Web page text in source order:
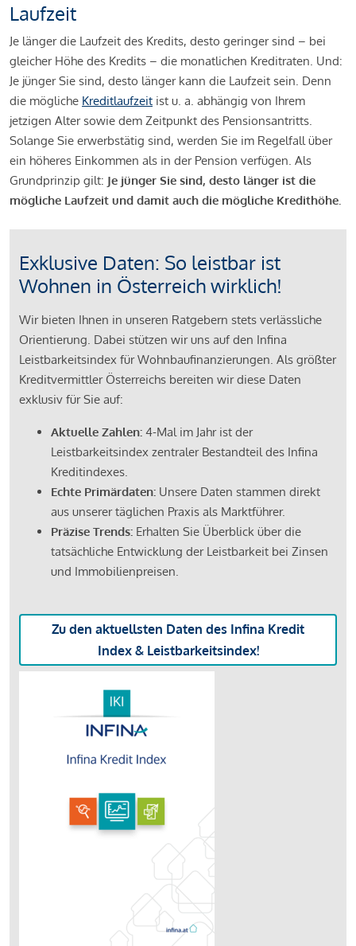
Laufzeit
Je länger die Laufzeit des Kredits, desto geringer sind – bei
gleicher Höhe des Kredits – die monatlichen Kreditraten. Und:
Je jünger Sie sind, desto länger kann die Laufzeit sein. Denn
die mögliche Kreditlaufzeit ist u. a. abhängig von Ihrem
jetzigen Alter sowie dem Zeitpunkt des Pensionsantritts.
Solange Sie erwerbstätig sind, werden Sie im Regelfall über
ein höheres Einkommen als in der Pension verfügen. Als
Grundprinzip gilt: Je jünger Sie sind, desto länger ist die
mögliche Laufzeit und damit auch die mögliche Kredithöhe.
Exklusive Daten: So leistbar ist
Wohnen in Österreich wirklich!
Wir bieten Ihnen in unseren Ratgebern stets verlässliche
Orientierung. Dabei stützen wir uns auf den Infina
Leistbarkeitsindex für Wohnbaufinanzierungen. Als größter
Kreditvermittler Österreichs bereiten wir diese Daten
exklusiv für Sie auf:
Aktuelle Zahlen: 4-Mal im Jahr ist der
Leistbarkeitsindex zentraler Bestandteil des Infina
Kreditindexes.
Echte Primärdaten: Unsere Daten stammen direkt
aus unserer täglichen Praxis als Marktführer.
Präzise Trends: Erhalten Sie Überblick über die
tatsächliche Entwicklung der Leistbarkeit bei Zinsen
und Immobilienpreisen.
Zu den aktuellsten Daten des Infina Kredit
Index & Leistbarkeitsindex!